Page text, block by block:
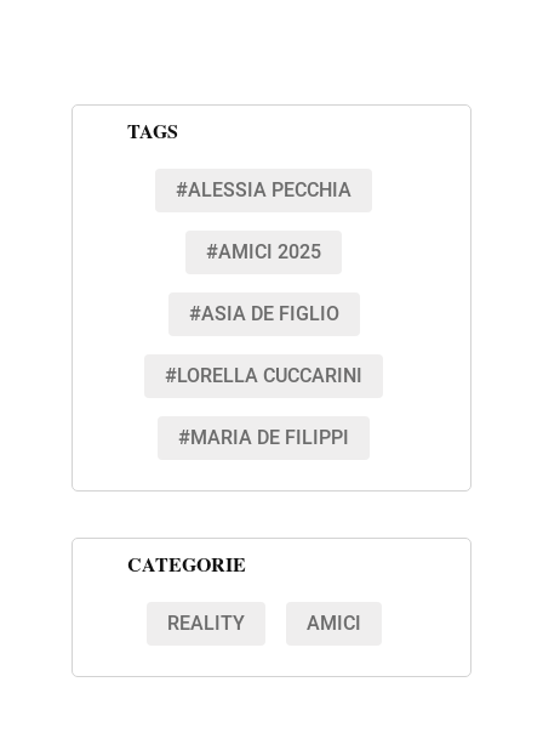
TAGS
#ALESSIA PECCHIA
#AMICI 2025
#ASIA DE FIGLIO
#LORELLA CUCCARINI
#MARIA DE FILIPPI
CATEGORIE
REALITY AMICI